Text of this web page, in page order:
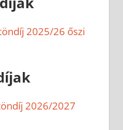
2025/26 őszi
2026/2027